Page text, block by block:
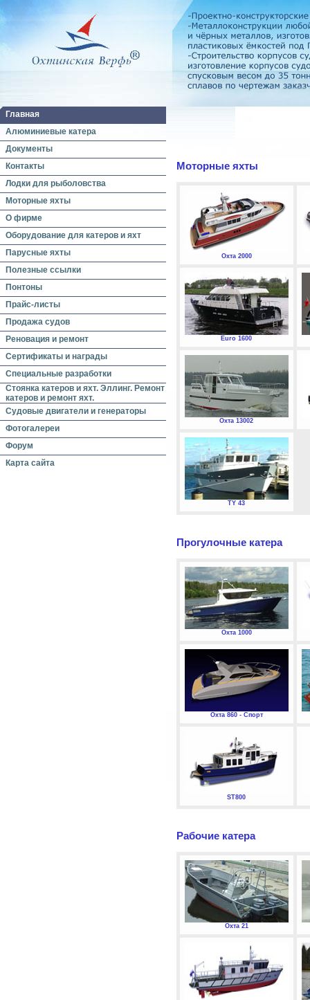
Главная
Алюминиевые катера
Документы
Контакты
Лодки для рыболовства
Моторные яхты
О фирме
Оборудование для катеров и яхт
Парусные яхты
Полезные ссылки
Понтоны
Прайс-листы
Продажа судов
Реновация и ремонт
Сертификаты и награды
Специальные разработки
Стоянка катеров и яхт. Эллинг. Ремонт
катеров и ремонт яхт.
Судовые двигатели и генераторы
Фотогалереи
Форум
Карта сайта
Моторные яхты
Охта 2000
Euro 1600
Охта 13002
TY 43
Прогулочные катера
Охта 1000
Охта 860 - Спорт
ST800
Рабочие катера
Охта 21